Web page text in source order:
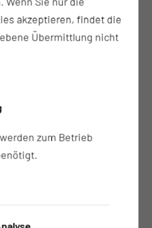
medizinischen
Fachzeitschriften
der PJ´ler
IN DER 2. MED. KLINIK
UNTER SUPERVISION
ERLERNEN:
akzeptieren, findet die
Übermittlung nicht
zum Betrieb